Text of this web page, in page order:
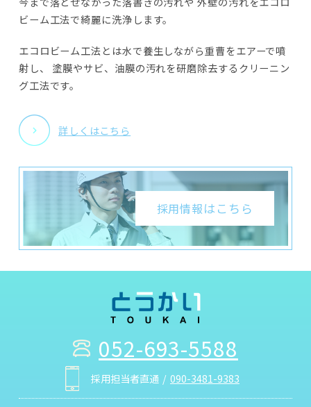
ビーム工法で綺麗に洗浄します。
エコロビーム工法とは水で養生しながら重曹をエアーで噴
射し、
塗膜やサビ、油膜の汚れを研磨除去するクリーニン
グ工法です。
詳しくはこちら
採用情報はこちら
052-693-5588
採用担当者直通 090-3481-9383